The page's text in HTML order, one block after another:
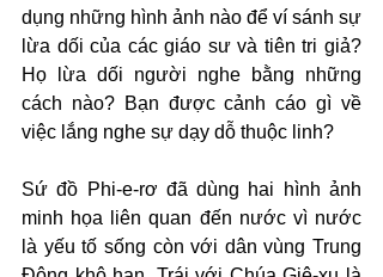
dụng những hình ảnh nào để ví sánh sự
lừa dối của các giáo sư và tiên tri giả?
Họ lừa dối người nghe bằng những
cách nào? Bạn được cảnh cáo gì về
việc lắng nghe sự dạy dỗ thuộc linh?
Sứ đồ Phi-e-rơ đã dùng hai hình ảnh
minh họa liên quan đến nước vì nước
là yếu tố sống còn với dân vùng Trung